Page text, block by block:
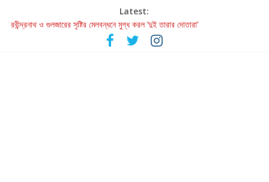
Latest:
রবীন্দ্রনাথ ও গুলজারের সৃষ্টির মেলবন্ধনে মুগ্ধ করল ‘দুই তারার দোতারা’
কলের গান থেকে রীলস্ — বাঙালির গান শোনার বিবর্তনের গল্প
জগন্নাথমঙ্গলম্ — বাংলায় প্রথমবার মঞ্চে এবার রথযাত্রার উদযাপন